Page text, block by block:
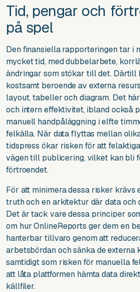
Tid, pengar och
på spel
Den finansiella rapporteringen tar i
mycket tid, med dubbelarbete,
ändringar som stökar till det. Därtill
kostsamt beroende av externa
layout, tabeller och diagram. Det
och intern effektivitet, ibland också
manuell handpåläggning i elfte
felkälla. När data flyttas mellan
tidspress ökar risken för att
vägen till publicering, vilket kan bli
förtroendet.
För att minimera dessa risker krävs
truth och en arkitektur där data och
Det är tack vare dessa principer
om hur OnlineReports ger dem en
hanterbar tillvaro genom att
arbetsbördan och sänka de externa
samtidigt som risken för manuella
att låta plattformen hämta data
källfiler.